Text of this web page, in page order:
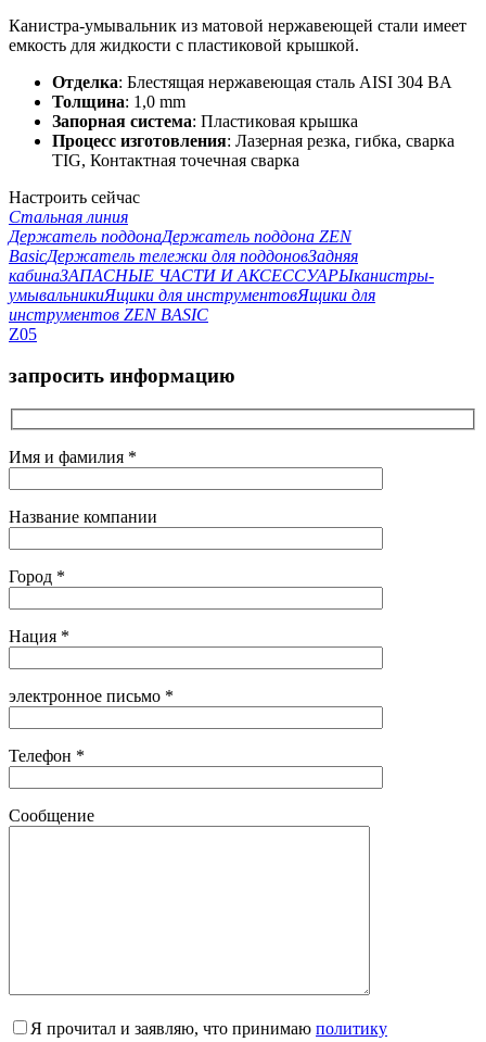
Канистра-умывальник из матовой нержавеющей стали имеет
емкость для жидкости с пластиковой крышкой.
Отделка: Блестящая нержавеющая сталь AISI 304 BA
Толщина: 1,0 mm
Запорная система: Пластиковая крышка
Процесс изготовления: Лазерная резка, гибка, сварка
TIG, Контактная точечная сварка
Настроить сейчас
Стальная линия
Держатель поддонаДержатель поддона ZEN
BasicДержатель тележки для поддоновЗадняя
кабинаЗАПАСНЫЕ ЧАСТИ И АКСЕССУАРЫканистры-
умывальникиЯщики для инструментовЯщики для
инструментов ZEN BASIC
Z05
запросить информацию
Имя и фамилия *
Название компании
Город *
Нация *
электронное письмо *
Телефон *
Сообщение
Я прочитал и заявляю, что принимаю политику